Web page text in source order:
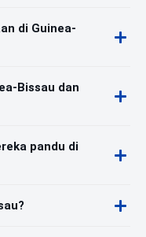
di Guinea-
Bissau dan
pandu di